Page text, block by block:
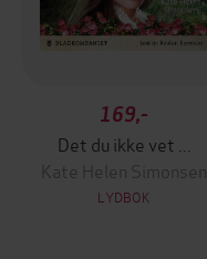
169,-
Det du ikke vet ...
Kate Helen Simonsen
LYDBOK